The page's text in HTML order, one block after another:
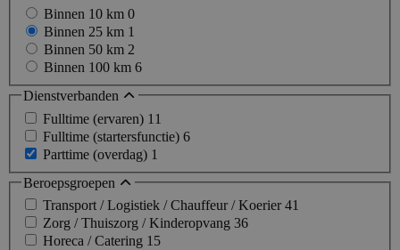
Binnen 10 km 0
Binnen 25 km 1
Binnen 50 km 2
Binnen 100 km 6
Dienstverbanden
Fulltime (ervaren) 11
Fulltime (startersfunctie) 6
Parttime (overdag) 1
Beroepsgroepen
Transport / Logistiek / Chauffeur / Koerier41
Zorg / Thuiszorg / Kinderopvang 36
Horeca / Catering 15